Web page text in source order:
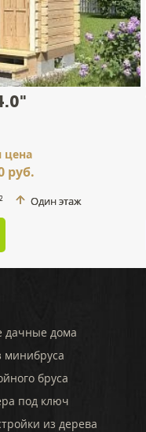
цена
руб.
2 Один этаж
дачные дома
минибруса
бруса
под ключ
из дерева